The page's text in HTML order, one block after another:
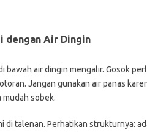
dengan Air Dingin
bawah air dingin mengalir. Gosok
Jangan gunakan air panas
sobek.
di talenan. Perhatikan strukturnya: